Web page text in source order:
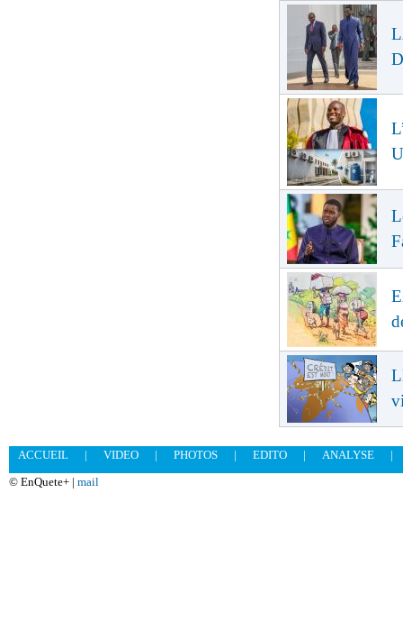
ACCUEIL | VIDEO | PHOTOS | EDITO | ANALYSE
|
© EnQuete+ | mail